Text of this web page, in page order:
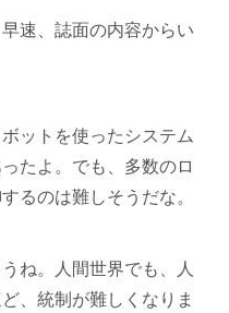
早速、誌面の内容からい
ットを使ったシステム
たよ。でも、多数のロ
るのは難しそうだな。
ね。人間世界でも、人
、統制が難しくなりま